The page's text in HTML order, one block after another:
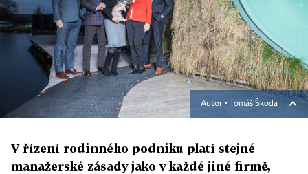
Autor ▪ Tomáš Škoda
V řízení rodinného podniku platí stejné
manažerské zásady jako v každé jiné firmě,